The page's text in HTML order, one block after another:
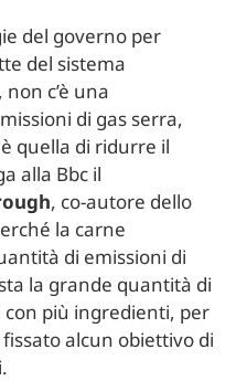
del governo per
del sistema
c’è una
di gas serra,
quella di ridurre il
alla Bbc il
, co-autore dello
la carne
di emissioni di
la grande quantità di
più ingredienti, per
alcun obiettivo di